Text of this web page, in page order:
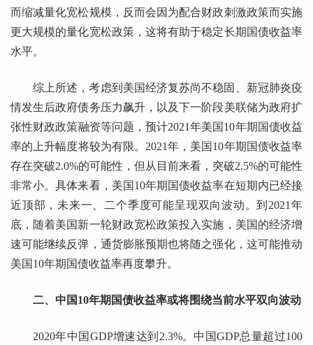
而缩减量化宽松规模，反而会因为配合财政刺激政策而实施
更大规模的量化宽松政策，这将有助于稳定长期国债收益率
水平。
综上所述，考虑到美国经济复苏尚不稳固、新冠肺炎疫
情发生后政府债务压力飙升，以及下一阶段美联储为政府扩
张性财政政策融资等问题，预计2021年美国10年期国债收益
率的上升幅度将较为有限。2021年，美国10年期国债收益率
存在突破2.0%的可能性，但从目前来看，突破2.5%的可能性
非常小。具体来看，美国10年期国债收益率在短期内已经接
近顶部，未来一、二个季度可能呈现双向波动。到2021年
底，随着美国新一轮财政宽松政策投入实施，美国的经济增
速可能继续反弹，通货膨胀预期也将随之强化，这可能推动
美国10年期国债收益率再度攀升。
二、中国10年期国债收益率或将围绕当前水平双向波动
2020年中国GDP增速达到2.3%。中国GDP总量超过100